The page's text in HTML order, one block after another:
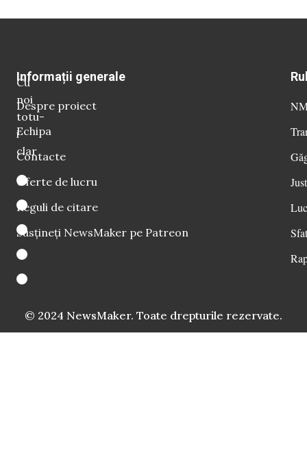
Cu
noi
totu-
i
clar
Informații generale
Despre proiect
Echipa
Contacte
Oferte de lucru
Reguli de citare
Susțineți NewsMaker pe Patreon
© 2024 NewsMaker. Toate drepturile rezervate.